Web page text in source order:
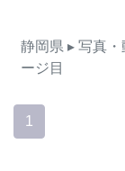
静岡県 ▸ 写真
ージ目
1